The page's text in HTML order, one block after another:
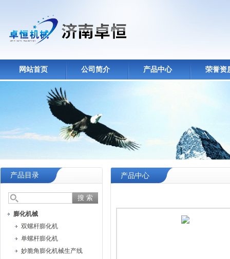
网站首页 公司简介 产品中心 荣誉资
产品目录
膨化机械
双螺杆膨化机
单螺杆膨化机
妙脆角膨化机械生产线
产品中心